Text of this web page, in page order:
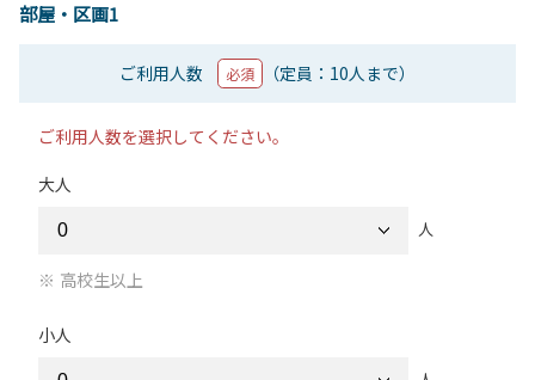
部屋・区画1
ご利用人数 必須 （定員：10人まで）
ご利用人数を選択してください。
大人
人
高校生以上
小人